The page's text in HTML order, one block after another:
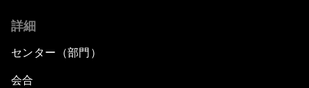
詳細
センター（部門）
会合